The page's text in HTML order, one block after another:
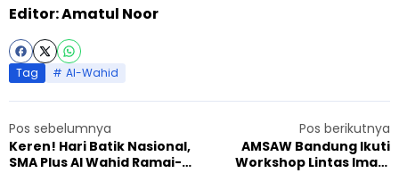
Editor: Amatul Noor
Tag Al-Wahid
Pos sebelumnya
Keren! Hari Batik Nasional,
SMA Plus Al Wahid Ramai-
Pos berikutnya
AMSAW Bandung Ikuti
Workshop Lintas Iman,